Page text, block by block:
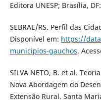
Editora UNESP; Brasília,
SEBRAE/RS. Perfil das
Disponível em: https://
municipios-gauchos.
SILVA NETO, B. et al.
Nova Abordagem do
Extensão Rural. Santa